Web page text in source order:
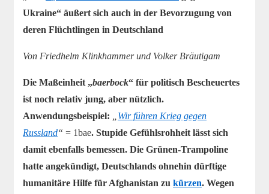
Ukraine“ äußert sich auch in der Bevorzugung von
deren Flüchtlingen in Deutschland
Von Friedhelm Klinkhammer und Volker Bräutigam
Die Maßeinheit „baerbock“ für politisch Bescheuertes
ist noch relativ jung, aber nützlich.
Anwendungsbeispiel:
Wir führen Krieg gegen
Russland“ = 1bae. Stupide Gefühlsrohheit lässt sich
damit ebenfalls bemessen. Die Grünen-Trampoline
hatte angekündigt, Deutschlands ohnehin dürftige
humanitäre Hilfe für Afghanistan zu kürzen. Wegen